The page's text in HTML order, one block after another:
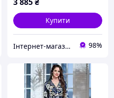
Купити
Інтернет-магазин "Carmen" 98%